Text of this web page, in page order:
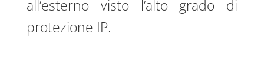
all’esterno visto l’alto grado di
protezione IP.